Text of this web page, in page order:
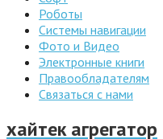
Роботы
Системы навигации
Фото и Видео
Электронные книги
Правообладателям
Связаться с нами
хайтек агрегатор